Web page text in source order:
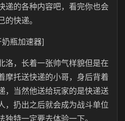
递的各种内容吧，看完你也会
快递。
奶瓶加速器]
洛，长着一张帅气样貌但是在
摩托送快递的小哥，身后背着
，当然他送给玩家的是快递送
，扔出之后就会成为战斗单位
特一定要去体验一下。